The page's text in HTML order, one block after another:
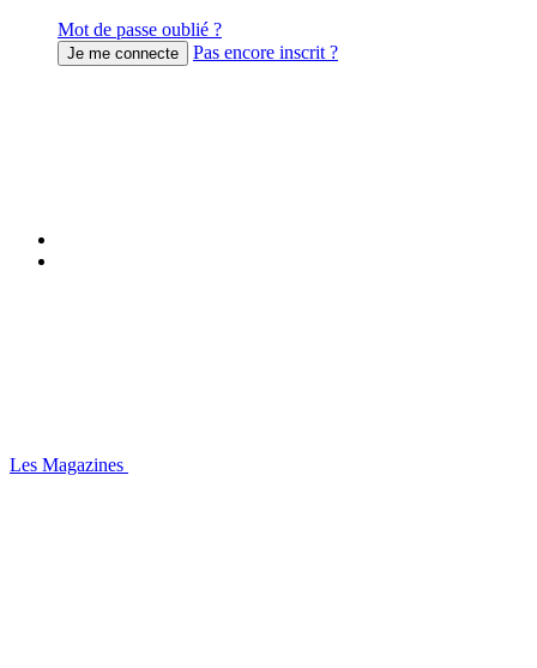
Mot de passe oublié ?
Pas encore inscrit ?
Les Magazines